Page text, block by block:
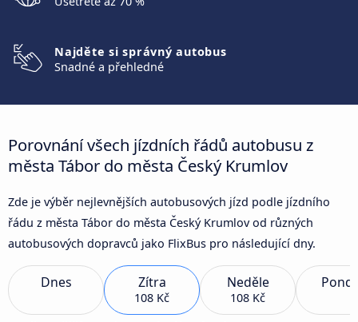
Najděte si správný autobus
Snadné a přehledné
Porovnání všech jízdních řádů autobusu z
města Tábor do města Český Krumlov
Zde je výběr nejlevnějších autobusových jízd podle jízdního
řádu z města Tábor do města Český Krumlov od různých
autobusových dopravců jako FlixBus pro následující dny.
Dnes Zítra
108 Kč
Neděle
108 Kč